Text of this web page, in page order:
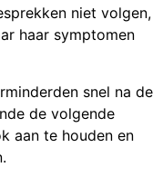
niet volgen,
haar symptomen
snel na de
de volgende
aan te houden en